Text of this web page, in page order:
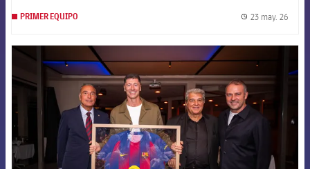
PRIMER EQUIPO 23 may. 26
FCB Barcelona badge